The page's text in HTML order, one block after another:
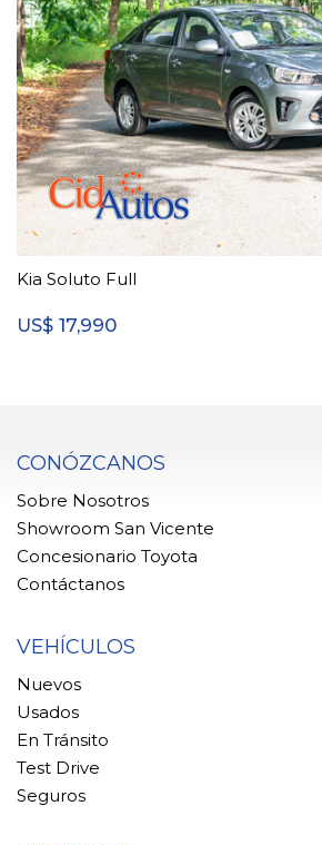
Kia Soluto Full
US$ 17,990
CONÓZCANOS
Sobre Nosotros
Showroom San Vicente
Concesionario Toyota
Contáctanos
VEHÍCULOS
Nuevos
Usados
En Tránsito
Test Drive
Seguros